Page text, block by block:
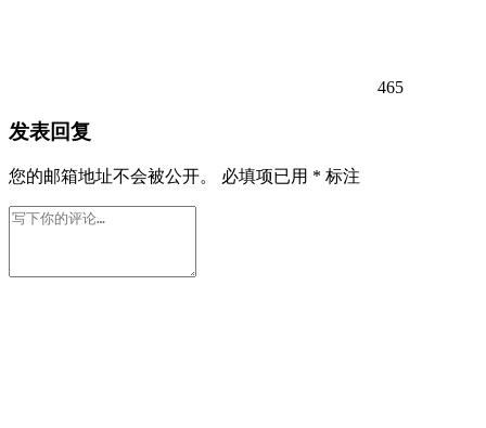
465
发表回复
您的邮箱地址不会被公开。 必填项已用 * 标注